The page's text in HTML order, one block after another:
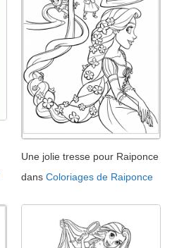
Une jolie tresse pour Raiponce
dans Coloriages de Raiponce